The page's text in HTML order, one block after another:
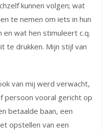
kunnen volgen; wat
te nemen om iets in hun
wat hen stimuleert c.q.
te drukken. Mijn stijl van
van mij werd verwacht,
persoon vooral gericht op
betaalde baan, een
opstellen van een